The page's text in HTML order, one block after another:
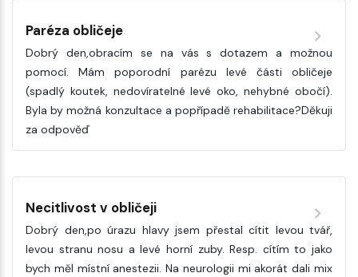
Paréza obličeje
Dobrý den,obracím se na vás s dotazem a možnou
pomocí. Mám poporodní parézu levé části obličeje
(spadlý koutek, nedovíratelné levé oko, nehybné obočí).
Byla by možná konzultace a popřípadě rehabilitace?Děkuji
za odpověď
Necitlivost v obličeji
Dobrý den,po úrazu hlavy jsem přestal cítit levou tvář,
levou stranu nosu a levé horní zuby. Resp. cítím to jako
bych měl místní anestezii. Na neurologii mi akorát dali mix